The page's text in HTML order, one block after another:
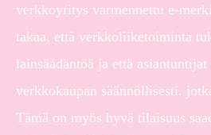
verkkoyritys varmennettu e-
takaa, että verkkoliiketoiminta
lainsäädäntöä ja että
verkkokaupan säännöllisesti.
Tämä on myös hyvä tilaisuus